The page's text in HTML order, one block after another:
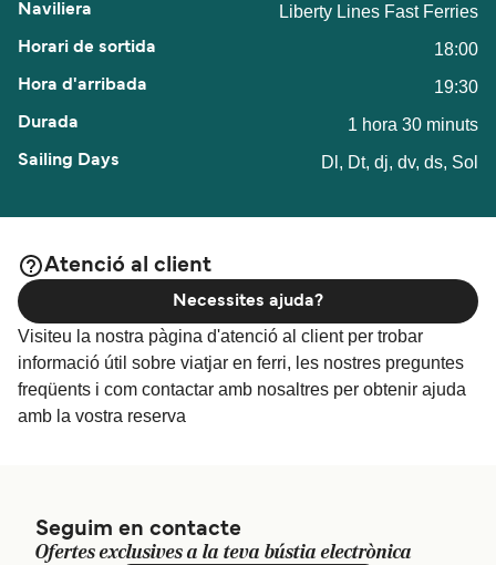
Liberty Lines Fast Ferries
18:00
19:30
1 hora 30 minuts
Dl, Dt, dj, dv, ds, Sol
Atenció al client
Visiteu la nostra pàgina d'atenció al client per trobar
informació útil sobre viatjar en ferri, les nostres preguntes
freqüents i com contactar amb nosaltres per obtenir ajuda
amb la vostra reserva
Necessites ajuda?
Seguim en contacte
Ofertes exclusives a la teva bústia electrònica